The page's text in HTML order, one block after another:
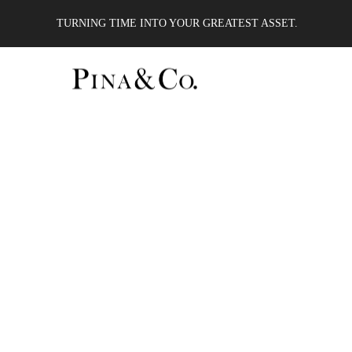
TURNING TIME INTO YOUR GREATEST ASSET.